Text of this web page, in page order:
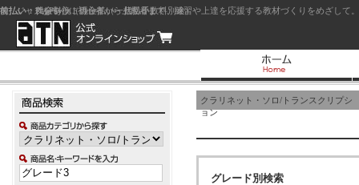
ジャズを中心に初心者から上級者まで、練習や上達を応援する教材づくりをめざし
クラリネット・ソロ/トランスクリプシ
ョン
グレード別検索
前払い：クレジットカード（一括払い）
後払い：代金引換（現金払い・代引手数料別途）
前払い：PayPay